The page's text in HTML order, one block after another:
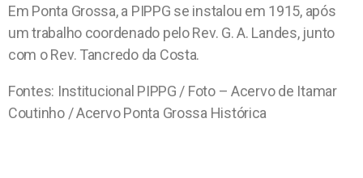
Em Ponta Grossa, a PIPPG se instalou em 1915, após
um trabalho coordenado pelo Rev. G. A. Landes, junto
com o Rev. Tancredo da Costa.
Fontes: Institucional PIPPG / Foto – Acervo de Itamar
Coutinho / Acervo Ponta Grossa Histórica